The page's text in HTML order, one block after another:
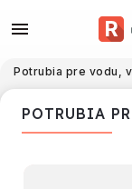
Potrubia pre vodu,
POTRUBIA